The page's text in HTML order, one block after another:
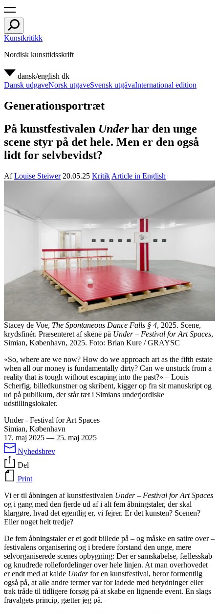
Kunstkritikk
Nordisk kunsttidsskrift
dansk/english dk
Dansk udgaveNorsk utgaveSvensk utgåvaInternational edition
Generationsportræt
På kunstfestivalen Underhar den unge
scene styr på det hele. Men er den også
lidt for selvbevidst?
AfLouise Steiwer 20.05.25 Kritik Article in English
Stacey de Voe, The Spontaneous Dance Falls § 4, 2025. Scene,
krydsfinér. Præsenteret af skēnē på Under – Festival for Art Spaces,
Simian, København, 2025. Foto: Brian Kure / GRAYSC
«So, where are we now? How do we approach art as the fifth estate
when all our money is fundamentally dirty? Can we unstuck from a
reality that is tough without escaping into the past?» – Louis
Scherfig, billedkunstner og skribent, kigger op fra sit manuskript og
ud på publikum, der står tæt i Simians underjordiske
udstillingslokaler.
Under - Festival for Art Spaces
Simian, København
17. maj 2025 — 25. maj 2025
Nyhedsbrev
Del
Print
Vi er til åbningen af kunstfestivalen Under – Festival for Art Spaces
og i gang med den fjerde ud af i alt fem åbningstaler, der skal
klargøre, hvad det egentlig er, vi fejrer. Er det kunsten? Scenen?
Eller noget helt tredje?
De fem åbningstaler er et godt billede på – og måske en satire over –
festivalens organisering og i bredere forstand den unge, mere
selvorganiserede scenes opbygning: Der er samskabelse, fællesskab
og knudrede rollefordelinger over hele linjen. At man overhovedet
er endt med at kalde Underfor en kunstfestival, beror formentlig
også på, at alle andre termer var for ladede med betydninger eller
trak tråde til tidligere forsøg på at skabe en lignende event. En slags
fravalgets princip, gætter jeg på.